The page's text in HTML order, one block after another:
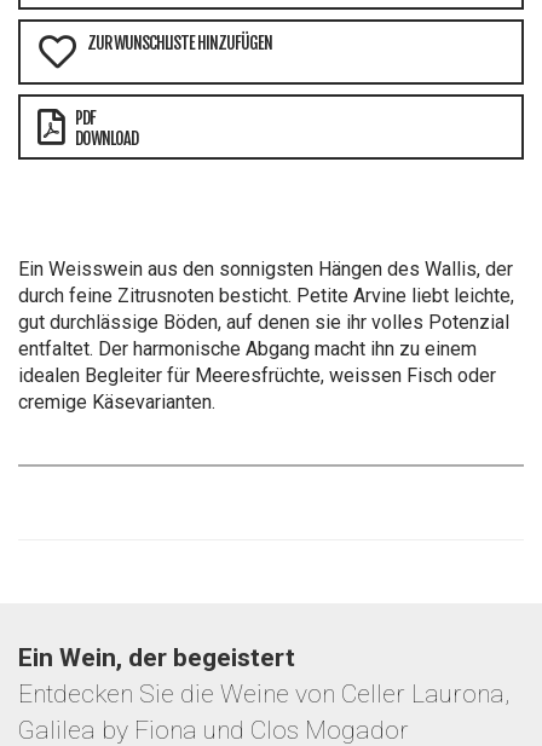
ZUR WUNSCHLISTE HINZUFÜGEN
PDF
DOWNLOAD
Ein Weisswein aus den sonnigsten Hängen des Wallis, der
durch feine Zitrusnoten besticht. Petite Arvine liebt leichte,
gut durchlässige Böden, auf denen sie ihr volles Potenzial
entfaltet. Der harmonische Abgang macht ihn zu einem
idealen Begleiter für Meeresfrüchte, weissen Fisch oder
cremige Käsevarianten.
Ein Wein, der begeistert
Entdecken Sie die Weine von Celler Laurona,
Galilea by Fiona und Clos Mogador